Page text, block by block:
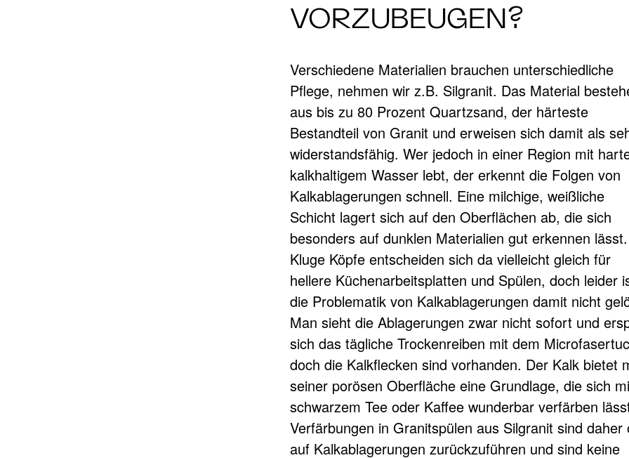
VORZUBEUGEN?
Verschiedene Materialien brauchen unterschiedliche
Pflege, nehmen wir z.B. Silgranit. Das Material
aus bis zu 80 Prozent Quartzsand, der härteste
Bestandteil von Granit und erweisen sich damit als
widerstandsfähig. Wer jedoch in einer Region mit
kalkhaltigem Wasser lebt, der erkennt die Folgen von
Kalkablagerungen schnell. Eine milchige, weißliche
Schicht lagert sich auf den Oberflächen ab, die sich
besonders auf dunklen Materialien gut erkennen lässt.
Kluge Köpfe entscheiden sich da vielleicht gleich für
hellere Küchenarbeitsplatten und Spülen, doch leider
die Problematik von Kalkablagerungen damit nicht
Man sieht die Ablagerungen zwar nicht sofort und
sich das tägliche Trockenreiben mit dem
doch die Kalkflecken sind vorhanden. Der Kalk bietet
seiner porösen Oberfläche eine Grundlage, die sich
schwarzem Tee oder Kaffee wunderbar verfärben
Verfärbungen in Granitspülen aus Silgranit sind daher
auf Kalkablagerungen zurückzuführen und sind keine